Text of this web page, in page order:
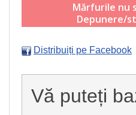
Mărfurile nu
Depunere/
Distribuiți pe Facebook
Vă puteți